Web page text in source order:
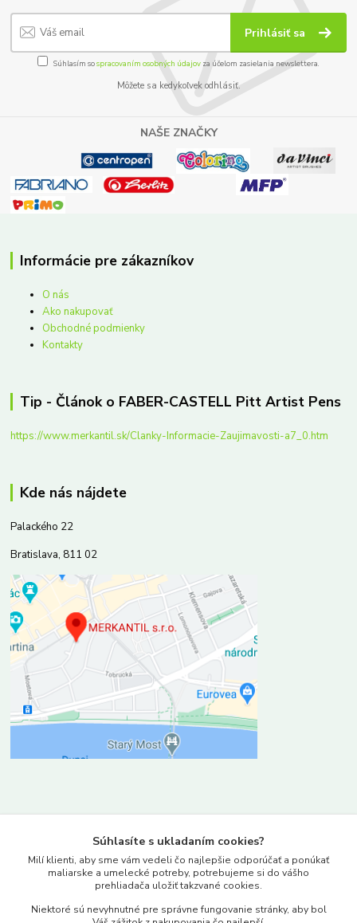
Prihlásiť sa
Súhlasím sospracovaním osobných údajov za účelom zasielania newslettera.
Môžete sa kedykoľvek odhlásiť.
NAŠE ZNAČKY
Informácie pre zákazníkov
O nás
Ako nakupovať
Obchodné podmienky
Kontakty
Tip - Článok o FABER-CASTELL Pitt Artist Pens
https://www.merkantil.sk/Clanky-Informacie-Zaujimavosti-a7_0.htm
Kde nás nájdete
Palackého 22
Bratislava, 811 02
www.merkantil.sk
Pondelok-Piatok: 9.00-17.00hod.
Súhlasíte s ukladaním cookies?
Milí klienti, aby sme vám vedeli čo najlepšie odporúčať a ponúkať
maliarske a umelecké potreby, potrebujeme si do vášho
prehliadača uložiť takzvané cookies.
Niektoré sú nevyhnutné pre správne fungovanie stránky, aby bol